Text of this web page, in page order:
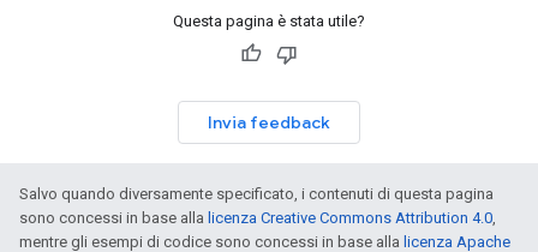
Questa pagina è stata utile?
Invia feedback
Salvo quando diversamente specificato, i contenuti di questa pagina
sono concessi in base alla licenza Creative Commons Attribution 4.0,
mentre gli esempi di codice sono concessi in base alla licenza Apache